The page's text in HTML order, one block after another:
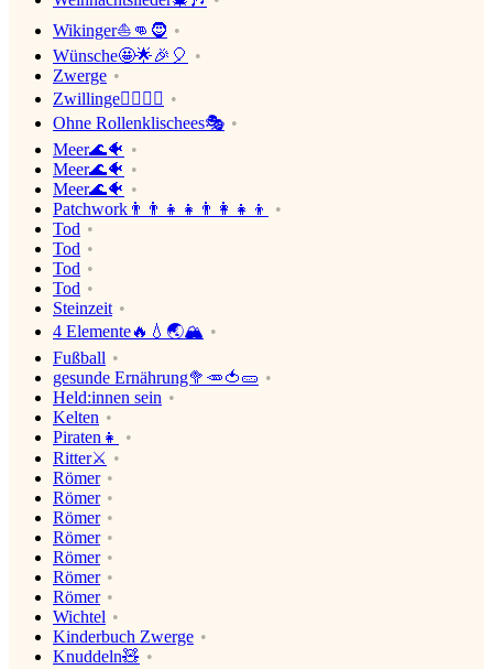
Wikinger⛵👊🧔
Wünsche🤩🌟🎉🎈
Zwerge
Zwillinge🙎‍♂️🙎‍♀️
Ohne Rollenklischees🎭
Meer🌊🐠
Meer🌊🐠
Meer🌊🐠
Patchwork👨‍👨‍👧‍👧👨‍👩‍👧‍👦
Tod
Tod
Tod
Tod
Steinzeit
4 Elemente🔥💧🌏🏔
Fußball
gesunde Ernährung🥦🥕🍅🥒
Held:innen sein
Kelten
Piraten👧
Ritter⚔
Römer
Römer
Römer
Römer
Römer
Römer
Römer
Wichtel
Kinderbuch Zwerge
Knuddeln🧸